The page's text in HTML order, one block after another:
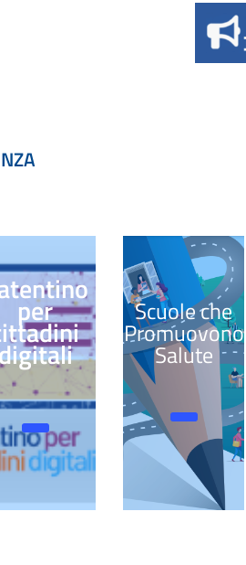
per Scuole che
Promuovono
Salute